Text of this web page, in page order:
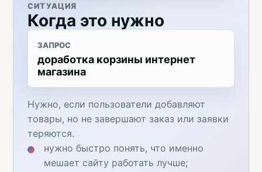
СИТУАЦИЯ
Когда это нужно
ЗАПРОС
доработка корзины интернет
магазина
Нужно, если пользователи добавляют
товары, но не завершают заказ или заявки
теряются.
нужно быстро понять, что именно
мешает сайту работать лучше;